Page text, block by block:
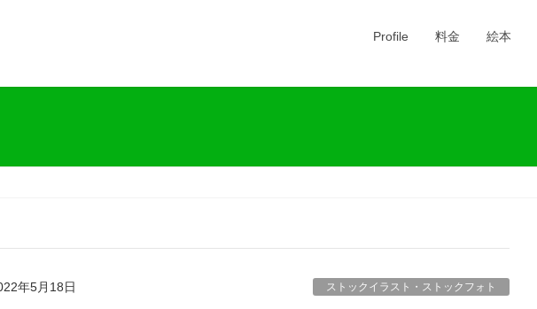
Profile 料金 絵本
年5月18日 ストックイラスト・ストックフォト